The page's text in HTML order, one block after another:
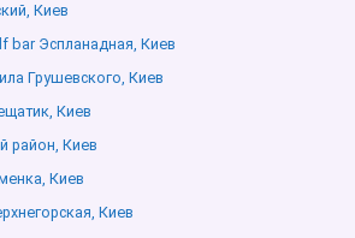
Киев
bar Эспланадная, Киев
Грушевского, Киев
Киев
район, Киев
Киев
Киев